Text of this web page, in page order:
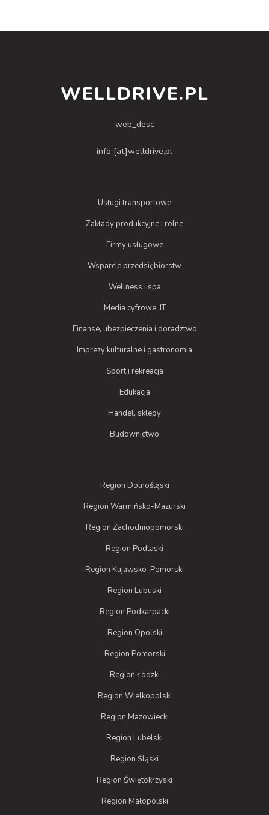
WELLDRIVE.PL
web_desc
info [at]welldrive.pl
Usługi transportowe
Zakłady produkcyjne i rolne
Firmy usługowe
Wsparcie przedsiębiorstw
Wellness i spa
Media cyfrowe, IT
Finanse, ubezpieczenia i doradztwo
Imprezy kulturalne i gastronomia
Sport i rekreacja
Edukacja
Handel, sklepy
Budownictwo
Region Dolnośląski
Region Warmińsko-Mazurski
Region Zachodniopomorski
Region Podlaski
Region Kujawsko-Pomorski
Region Lubuski
Region Podkarpacki
Region Opolski
Region Pomorski
Region Łódzki
Region Wielkopolski
Region Mazowiecki
Region Lubelski
Region Śląski
Region Świętokrzyski
Region Małopolski